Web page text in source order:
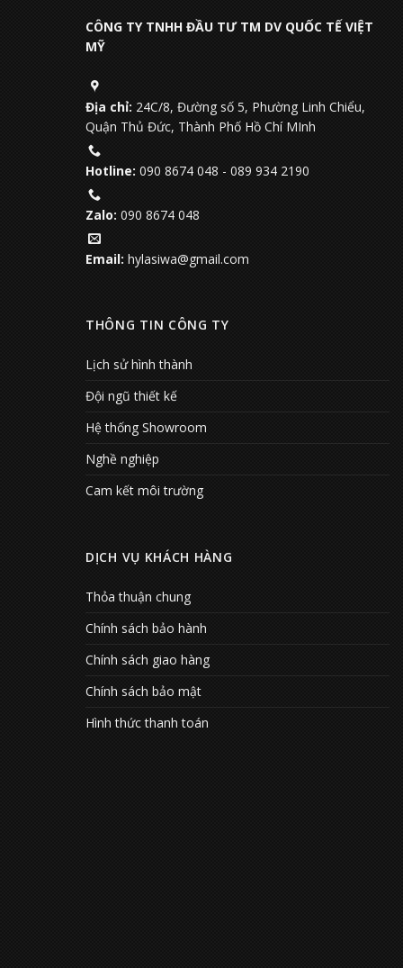
CÔNG TY TNHH ĐẦU TƯ TM DV QUỐC TẾ VIỆT
MỸ
Địa chỉ: 24C/8, Đường số 5, Phường Linh Chiểu,
Quận Thủ Đức, Thành Phố Hồ Chí MInh
Hotline: 090 8674 048 - 089 934 2190
Zalo: 090 8674 048
Email: hylasiwa@gmail.com
THÔNG TIN CÔNG TY
Lịch sử hình thành
Đội ngũ thiết kế
Hệ thống Showroom
Nghề nghiệp
Cam kết môi trường
DỊCH VỤ KHÁCH HÀNG
Thỏa thuận chung
Chính sách bảo hành
Chính sách giao hàng
Chính sách bảo mật
Hình thức thanh toán